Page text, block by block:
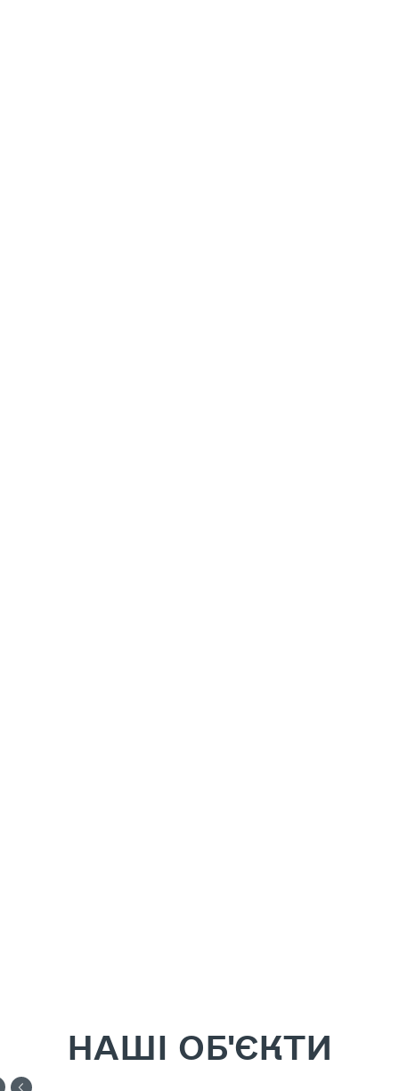
НАШІ ОБ'ЄКТИ